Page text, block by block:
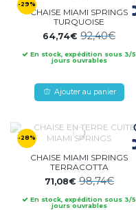
-29%
CHAISE MIAMI SPRINGS
TURQUOISE
64,74€92,40€
En stock, expédition sous 3/5
jours ouvrables
Ajouter au panier
-28%
CHAISE MIAMI SPRINGS
TERRACOTTA
71,08€98,74€
En stock, expédition sous 3/5
jours ouvrables